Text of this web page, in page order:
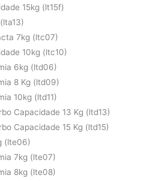
15kg (lt15f)
7kg (ltc07)
10kg (ltc10)
6kg (ltd06)
8 Kg (ltd09)
10kg (ltd11)
Capacidade 13 Kg (ltd13)
Capacidade 15 Kg (ltd15)
(lte06)
7kg (lte07)
8kg (lte08)